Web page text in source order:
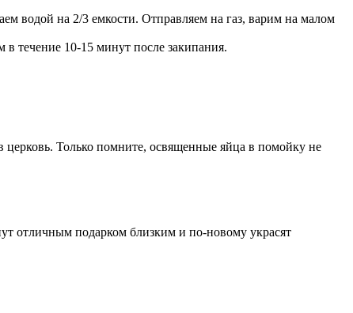
водой на 2/3 емкости. Отправляем на газ, варим на малом
течение 10-15 минут после закипания.
Только помните, освященные яйца в помойку не
отличным подарком близким и по-новому украсят